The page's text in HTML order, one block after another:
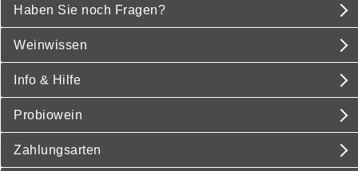
Haben Sie noch Fragen?
Weinwissen
Info & Hilfe
Probiowein
Zahlungsarten